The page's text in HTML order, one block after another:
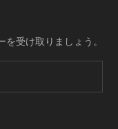
受け取りましょう。